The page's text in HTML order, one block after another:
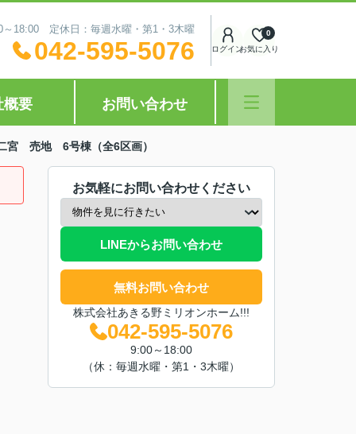
～18:00 定休日：毎週水曜・第1・3木曜
042-595-5076 ログインお気に入り
0
概要 お問い合わせ
宮 売地 6号棟（全6区画）
お気軽にお問い合わせください
LINEからお問い合わせ
無料お問い合わせ
株式会社あきる野ミリオンホーム!!!
042-595-5076
9:00～18:00
（休：毎週水曜・第1・3木曜）